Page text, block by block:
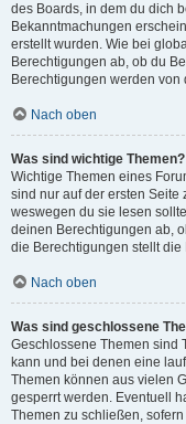
des Boards, in dem du dich
Bekanntmachungen
erstellt wurden. Wie bei
Berechtigungen ab, ob du
Berechtigungen werden
Nach oben
Was sind wichtige Themen?
Wichtige Themen eines
sind nur auf der ersten
weswegen du sie lesen
deinen Berechtigungen ab,
die Berechtigungen stellt
Nach oben
Was sind geschlossene
Geschlossene Themen sind
kann und bei denen eine
Themen können aus vielen
gesperrt werden. Eventuell
Themen zu schließen,